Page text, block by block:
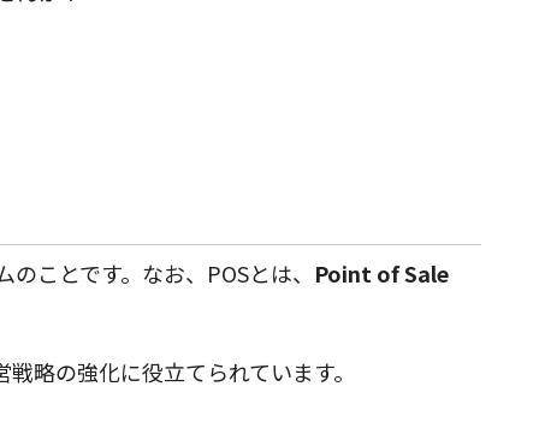
ことです。なお、POSとは、 Point of Sale
略の強化に役立てられています。